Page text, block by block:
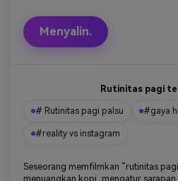
Menyalin.
Rutinitas pagi
# Rutinitas pagi palsu #gaya
#reality vs instagram
Seseorang memfilmkan “rutinitas
menuangkan kopi, mengatur